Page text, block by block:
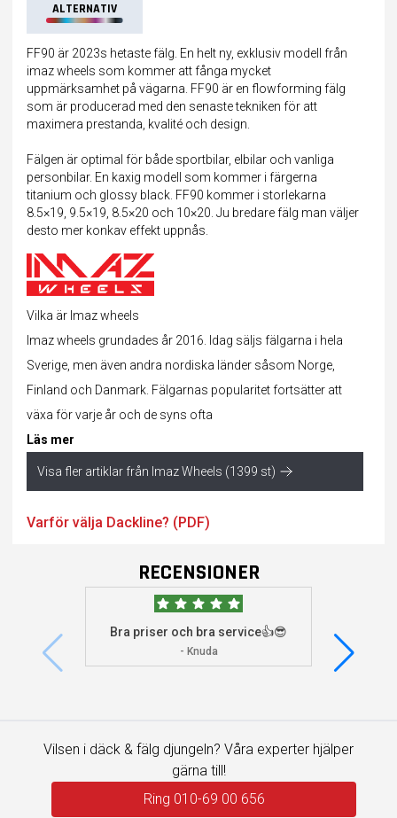
ALTERNATIV
FF90 är 2023s hetaste fälg. En helt ny, exklusiv modell från
imaz wheels som kommer att fånga mycket
uppmärksamhet på vägarna. FF90 är en flowforming fälg
som är producerad med den senaste tekniken för att
maximera prestanda, kvalité och design.
Fälgen är optimal för både sportbilar, elbilar och vanliga
personbilar. En kaxig modell som kommer i färgerna
titanium och glossy black. FF90 kommer i storlekarna
8.5×19, 9.5×19, 8.5×20 och 10×20. Ju bredare fälg man väljer
desto mer konkav effekt uppnås.
Vilka är Imaz wheels
Imaz wheels grundades år 2016. Idag säljs fälgarna i hela
Sverige, men även andra nordiska länder såsom Norge,
Finland och Danmark. Fälgarnas popularitet fortsätter att
växa för varje år och de syns ofta
Läs mer
Visa fler artiklar från Imaz Wheels (1399 st)
Varför välja Dackline? (PDF)
RECENSIONER
Bra priser och bra service👍😎
- Knuda
Vilsen i däck & fälg djungeln? Våra experter hjälper
gärna till!
Ring 010-69 00 656